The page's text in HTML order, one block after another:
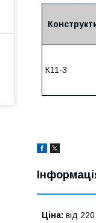
К11-3
Ціна: від